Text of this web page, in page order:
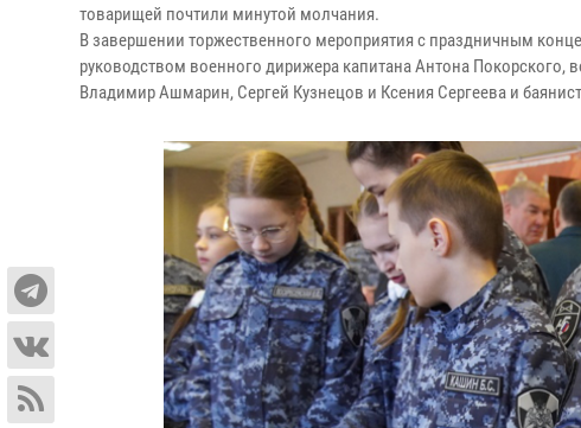
товарищей почтили минутой молчания.
В завершении торжественного мероприятия с праздничным
руководством военного дирижера капитана Антона
Владимир Ашмарин, Сергей Кузнецов и Ксения Сергеева и